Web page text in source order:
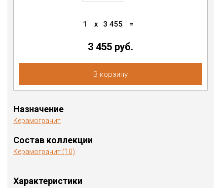
1 x 3 455 =
3 455 руб.
В корзину
Назначение
Керамогранит
Состав коллекции
Керамогранит (10)
Характеристики